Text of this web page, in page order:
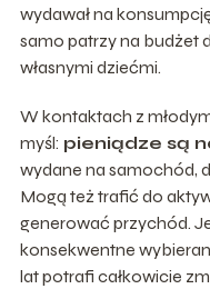
wydawał na
samo patrzy na budżet
własnymi dziećmi.
W kontaktach z
myśl: pieniądze są
wydane na samochód,
Mogą też trafić do
generować przychód.
konsekwentne
lat potrafi całkowicie